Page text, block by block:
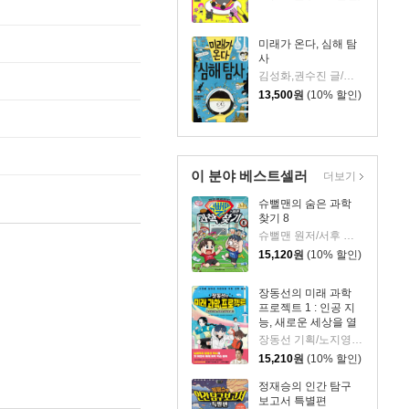
미래가 온다, 심해 탐
사
김성화,권수진 글/김진화 그림
13,500원 (10% 할인)
이 분야 베스트셀러
슈뻘맨의 숨은 과학
찾기 8
슈뻘맨 원저/서후 글/류수형 그림/샌드박스네트워크,정재형 감수
15,120원 (10% 할인)
장동선의 미래 과학
프로젝트 1 : 인공 지
능, 새로운 세상을 열
다
15,210원 (10% 할인)
정재승의 인간 탐구
보고서 특별편
더보기